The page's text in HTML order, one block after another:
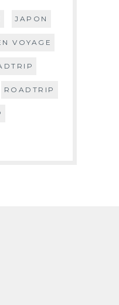
JAPON
VOYAGE
ROADTRIP